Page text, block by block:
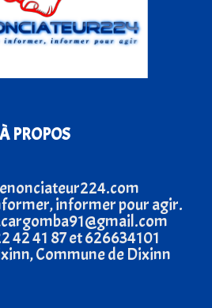
À PROPOS
informer pour agir.
42 41 87 et 626634101
Commune de Dixinn